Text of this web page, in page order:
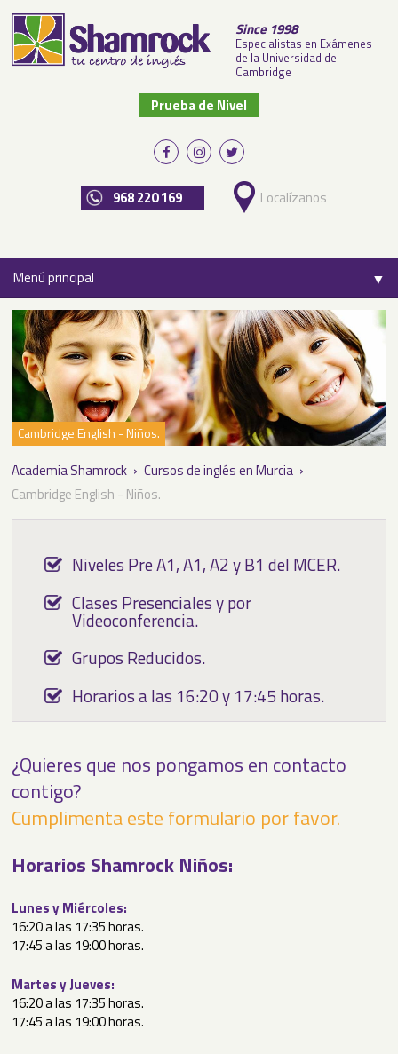
Since 1998
Especialistas en Exámenes
de la Universidad de
Cambridge
Prueba de Nivel
968 220 169 Localízanos
Menú principal ▼
▼
▼
Cambridge English - Niños.
Academia Shamrock › Cursos de inglés en Murcia ›
Cambridge English - Niños.
Niveles Pre A1, A1, A2 y B1 del MCER.
Clases Presenciales y por
Videoconferencia.
Grupos Reducidos.
Horarios a las 16:20 y 17:45 horas.
¿Quieres que nos pongamos en contacto
contigo?
Cumplimenta este formulario por favor.
Horarios Shamrock Niños:
Lunes y Miércoles:
16:20 a las 17:35 horas.
17:45 a las 19:00 horas.
Martes y Jueves:
16:20 a las 17:35 horas.
17:45 a las 19:00 horas.